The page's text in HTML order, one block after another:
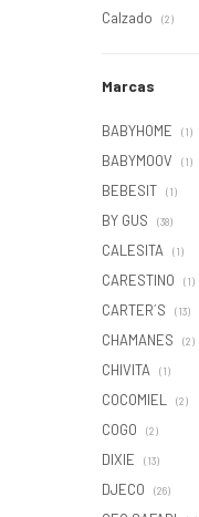
Calzado (2)
Marcas
BABYHOME (1)
BABYMOOV (1)
BEBESIT (1)
BY GUS (38)
CALESITA (1)
CARESTINO (1)
CARTER´S (13)
CHAMANES (2)
CHIVITA (1)
COCOMIEL (2)
COGO (2)
DIXIE (13)
DJECO (26)